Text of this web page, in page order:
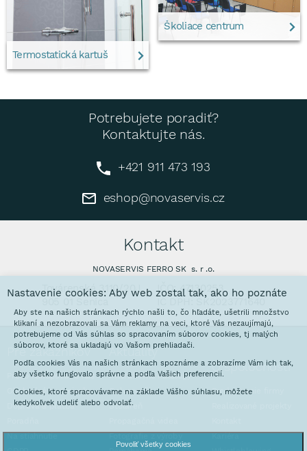
Termostatická kartuš
Školiace centrum
Potrebujete poradiť?
Kontaktujte nás.
+421 911 473 193
eshop@novaservis.cz
Kontakt
NOVASERVIS FERRO SK s. r .o.
Továrenská 3110/20J
IČO: 47130253
IČ DPH: SK2023771640
Pre zákazníkov
Prečo nakupovať u nás
Obchodné podmienky
Doprava a platba
Na stiahnutie
Aktuality
Interaktívne katalógy
Galvanovňa
Stoláreň
Fotografie z výroby
O spoločnosti
Predstavenie firmy
Kariéra
Nastavenie cookies: Aby web zostal tak, ako ho poznáte
Aby ste na našich stránkach rýchlo našli to, čo hľadáte, ušetrili množstvo
klikaní a nezobrazovali sa Vám reklamy na veci, ktoré Vás nezaujímajú,
potrebujeme od Vás súhlas so spracovaním súborov cookies, tj malých
súborov, ktoré sa ukladajú vo Vašom prehliadači.
Podľa cookies Vás na našich stránkach spoznáme a zobrazíme Vám ich tak,
aby všetko fungovalo správne a podľa Vašich preferencií.
Cookies, ktoré spracovávame na základe Vášho súhlasu, môžete
kedykoľvek udeliť alebo odvolať.
Povoliť všetky cookies